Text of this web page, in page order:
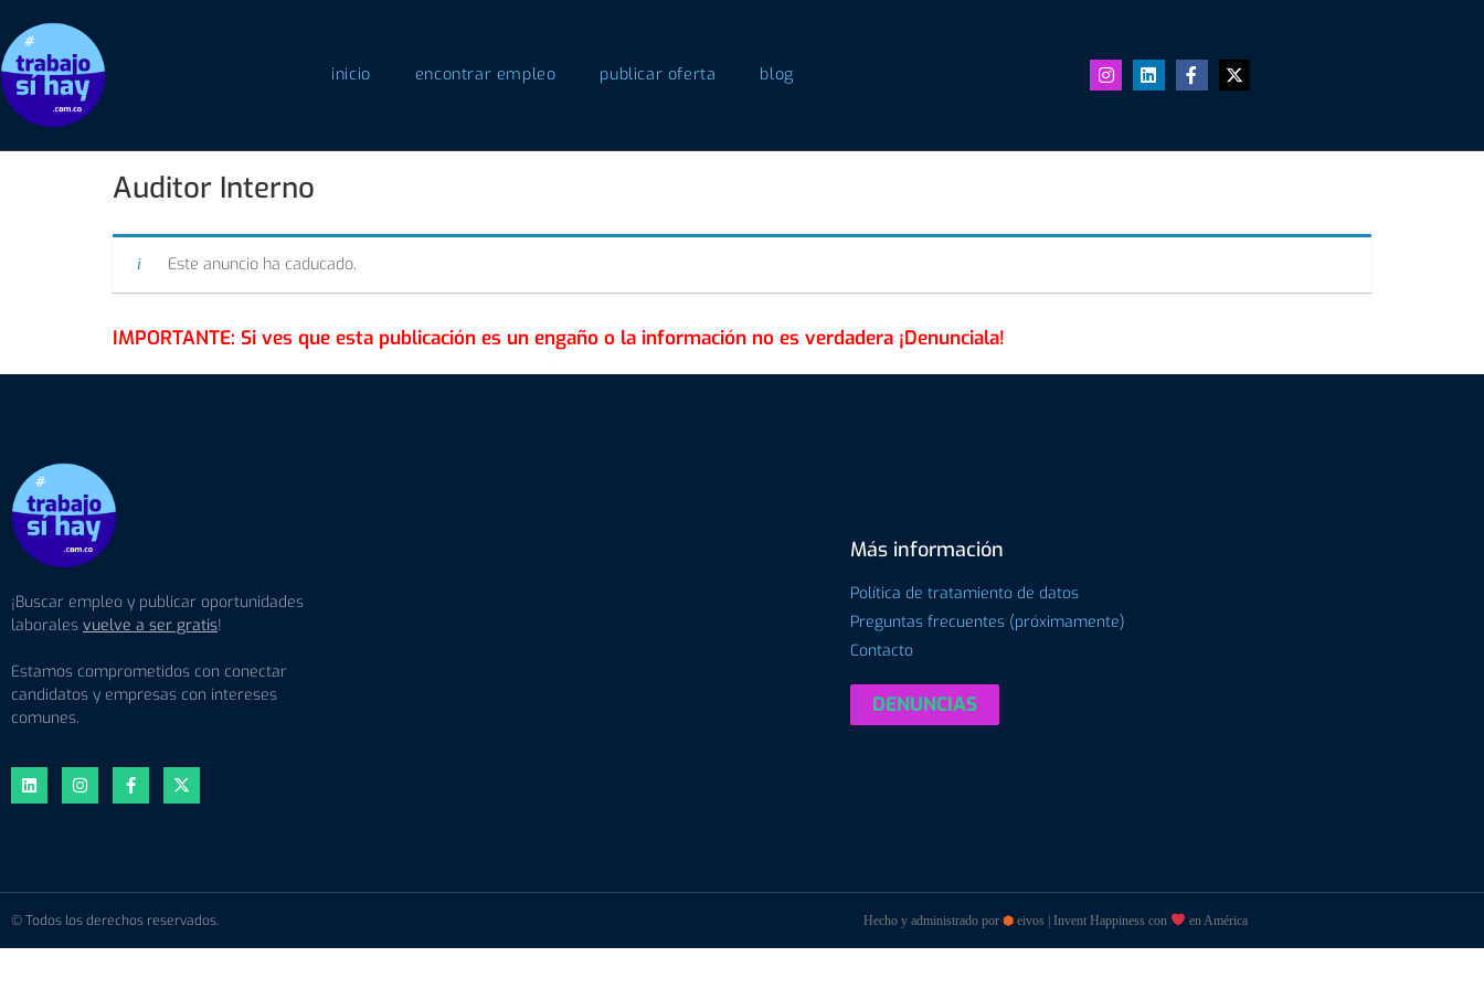
inicio encontrar empleo publicar oferta blog
Auditor Interno
Este anuncio ha caducado.
¡Buscar empleo y publicar oportunidades
laborales vuelve a ser gratis!
Estamos comprometidos con conectar
candidatos y empresas con intereses
comunes.
Más información
Política de tratamiento de datos
Preguntas frecuentes (próximamente)
Contacto
DENUNCIAS
© Todos los derechos reservados. Hecho y administrado por⬢ eivos | Invent Happiness con en América